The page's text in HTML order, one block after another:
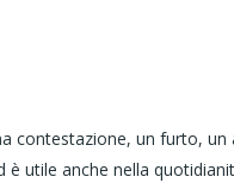
contestazione, un furto,
è utile anche nella